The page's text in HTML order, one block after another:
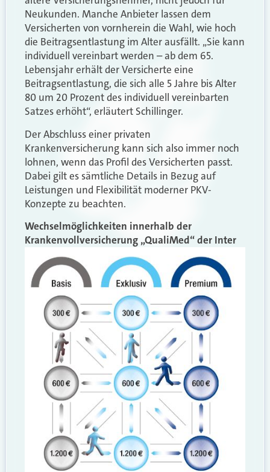
Neukunden. Manche Anbieter lassen dem
Versicherten von vornherein die Wahl, wie hoch
die Beitragsentlastung im Alter ausfällt. „Sie kann
individuell vereinbart werden – ab dem 65.
Lebensjahr erhält der Versicherte eine
Beitragsentlastung, die sich alle 5 Jahre bis Alter
80 um 20 Prozent des individuell vereinbarten
Satzes erhöht“, erläutert Schillinger.
Der Abschluss einer privaten
Krankenversicherung kann sich also immer noch
lohnen, wenn das Profil des Versicherten passt.
Dabei gilt es sämtliche Details in Bezug auf
Leistungen und Flexibilität moderner PKV-
Konzepte zu beachten.
Wechselmöglichkeiten innerhalb der
Krankenvollversicherung „QualiMed“ der Inter